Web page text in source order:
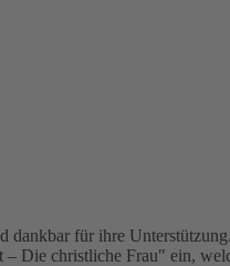
dankbar für ihre Unterstützung.
Die christliche Frau" ein,